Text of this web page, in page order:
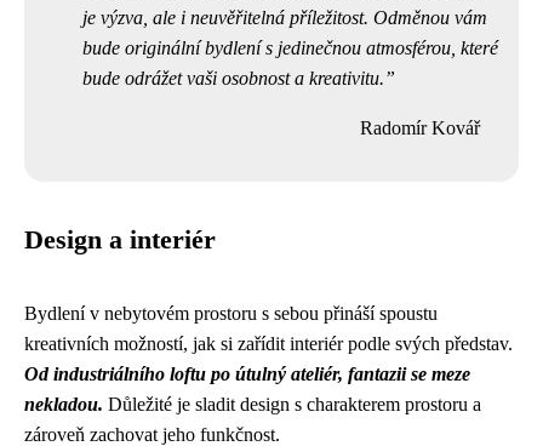
je výzva, ale i neuvěřitelná příležitost. Odměnou vám
bude originální bydlení s jedinečnou atmosférou, které
bude odrážet vaši osobnost a kreativitu.
Radomír Kovář
Design a interiér
Bydlení v nebytovém prostoru s sebou přináší spoustu
kreativních možností, jak si zařídit interiér podle svých představ.
Od industriálního loftu po útulný ateliér, fantazii se meze
nekladou. Důležité je sladit design s charakterem prostoru a
zároveň zachovat jeho funkčnost.